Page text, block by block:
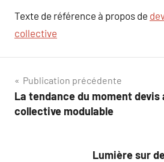
Texte de référence à propos de
collective
Navigation
de
Publication précédente
La tendance du moment
collective modulable
Lumière sur